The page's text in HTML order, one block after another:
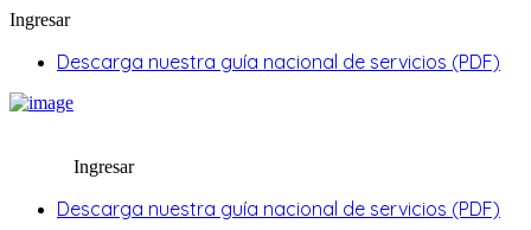
Ingresar
Descarga nuestra guía nacional de servicios (PDF)
Ingresar
Descarga nuestra guía nacional de servicios (PDF)